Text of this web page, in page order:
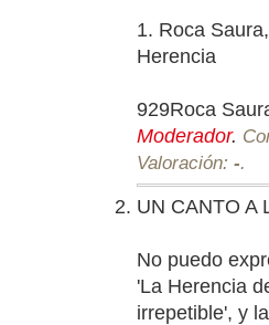
1. Roca
Herencia
929Roca
Moderador.
Valoración: -.
UN CANTO A
No puedo
'La Herencia
irrepetible', y